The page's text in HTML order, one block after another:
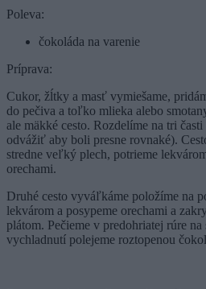
Poleva:
čokoláda na varenie
Príprava:
Cukor, žĺtky a masť vymiešame,
do pečiva a toľko mlieka alebo
ale mäkké cesto. Rozdelíme na tri
odvážiť aby boli presne rovnaké).
stredne veľký plech, potrieme
orechami.
Druhé cesto vyváľkáme položíme na
lekvárom a posypeme orechami a
plátom. Pečieme v predohriatej rúre na
vychladnutí polejeme roztopenou